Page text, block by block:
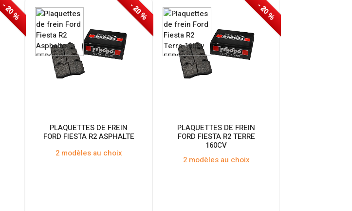
- 20 % - 20 %
PLAQUETTES DE FREIN
FORD FIESTA R2 ASPHALTE
2 modèles au choix
- 20 %
PLAQUETTES DE FREIN
FORD FIESTA R2 TERRE
160CV
2 modèles au choix